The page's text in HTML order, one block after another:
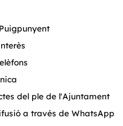
del ple de l'Ajuntament
a través de WhatsApp